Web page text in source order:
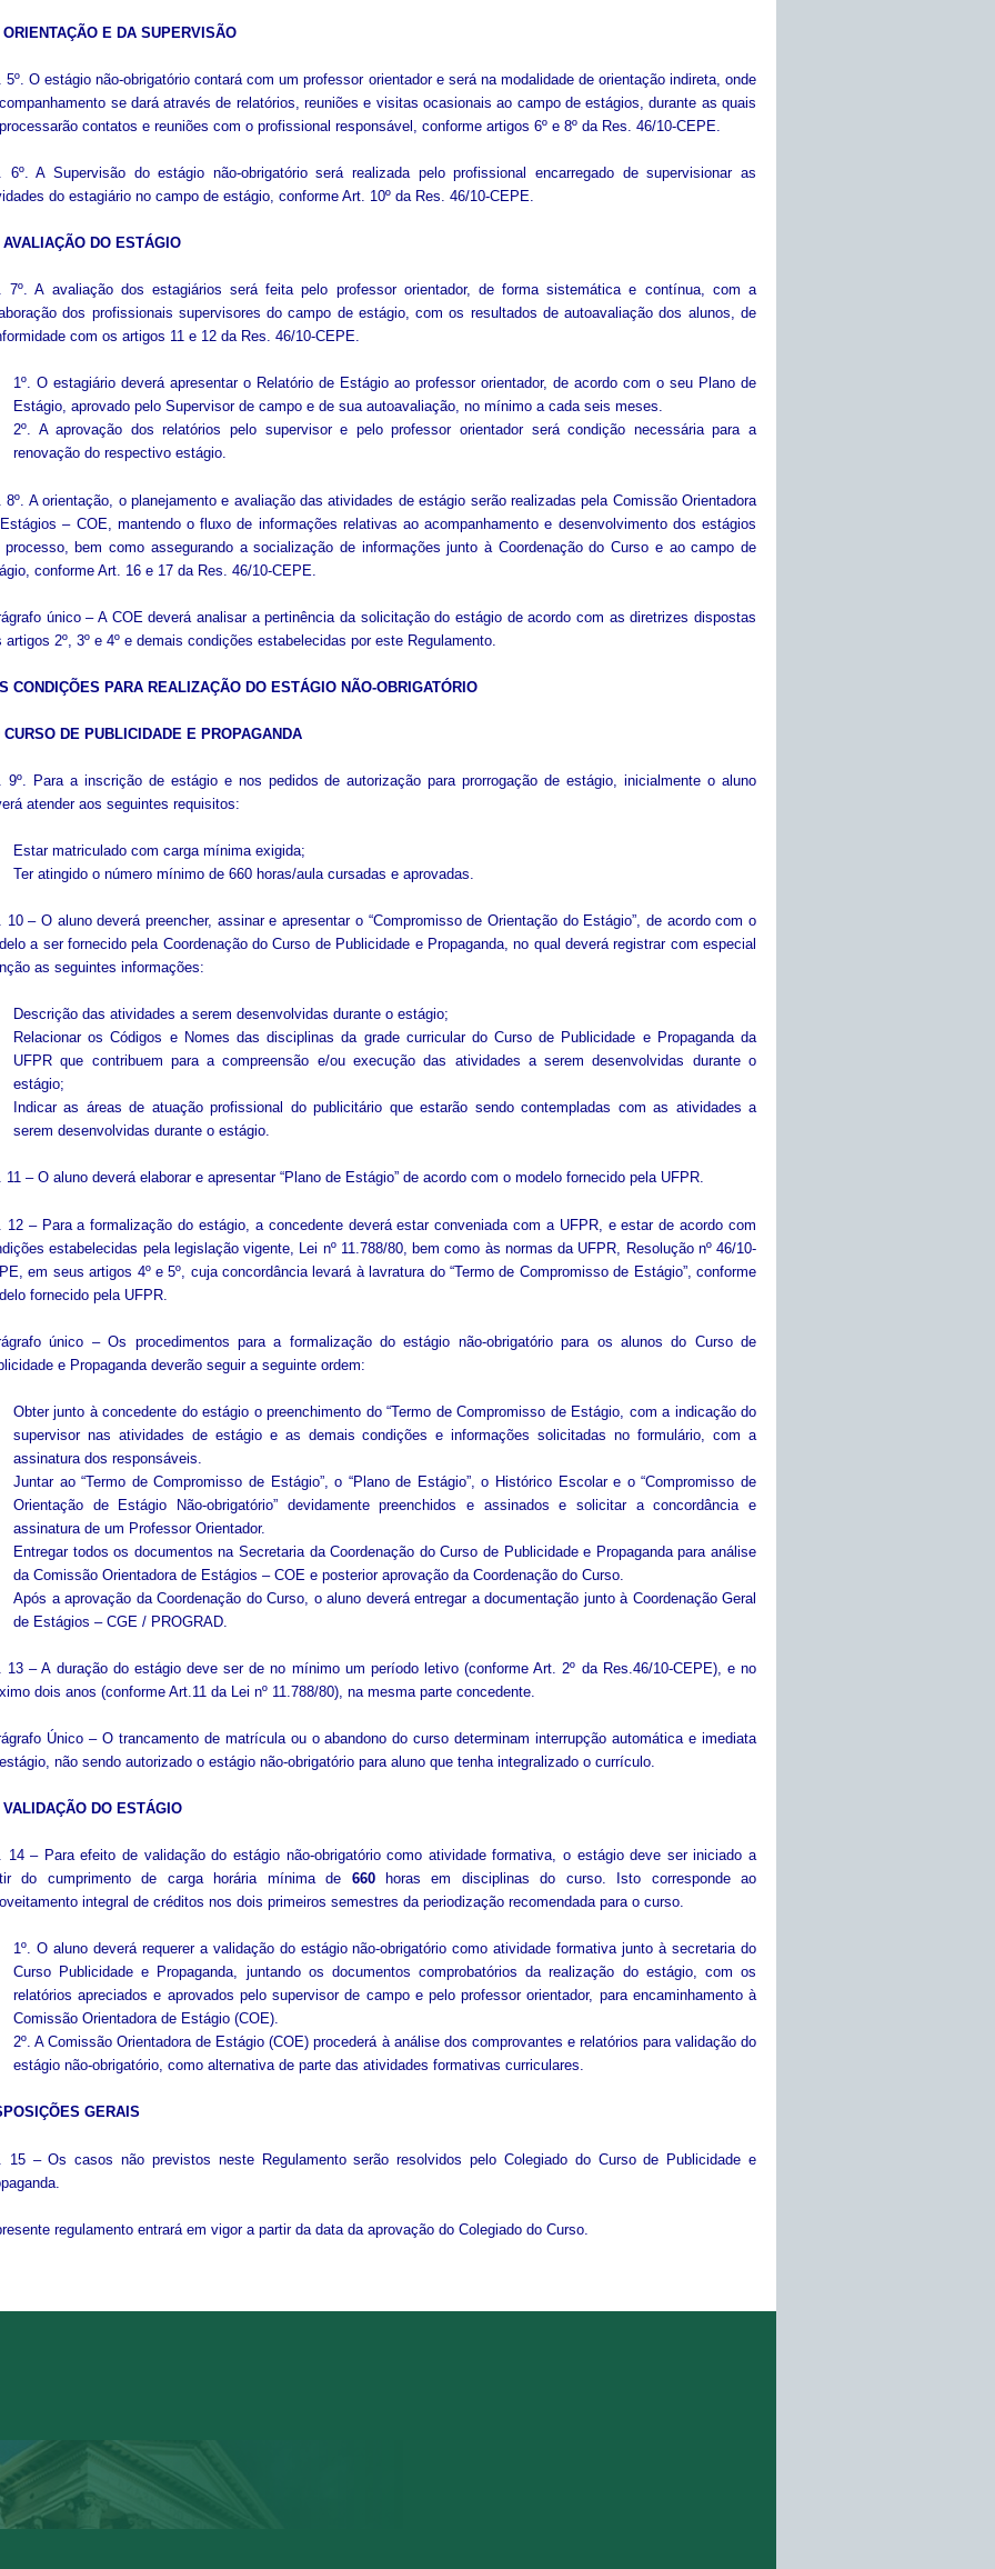
ORIENTAÇÃO E DA SUPERVISÃO
5º. O estágio não-obrigatório contará com um professor orientador e será na modalidade de orientação indireta, onde
se dará através de relatórios, reuniões e visitas ocasionais ao campo de estágios, durante as quais
contatos e reuniões com o profissional responsável, conforme artigos 6º e 8º da Res. 46/10-CEPE.
6º. A Supervisão do estágio não-obrigatório será realizada pelo profissional encarregado de supervisionar as
do estagiário no campo de estágio, conforme Art. 10º da Res. 46/10-CEPE.
AVALIAÇÃO DO ESTÁGIO
7º. A avaliação dos estagiários será feita pelo professor orientador, de forma sistemática e contínua, com a
dos profissionais supervisores do campo de estágio, com os resultados de autoavaliação dos alunos, de
com os artigos 11 e 12 da Res. 46/10-CEPE.
1º. O estagiário deverá apresentar o Relatório de Estágio ao professor orientador, de acordo com o seu Plano de
Estágio, aprovado pelo Supervisor de campo e de sua autoavaliação, no mínimo a cada seis meses.
2º. A aprovação dos relatórios pelo supervisor e pelo professor orientador será condição necessária para a
renovação do respectivo estágio.
8º. A orientação, o planejamento e avaliação das atividades de estágio serão realizadas pela Comissão Orientadora
– COE, mantendo o fluxo de informações relativas ao acompanhamento e desenvolvimento dos estágios
processo, bem como assegurando a socialização de informações junto à Coordenação do Curso e ao campo de
conforme Art. 16 e 17 da Res. 46/10-CEPE.
único – A COE deverá analisar a pertinência da solicitação do estágio de acordo com as diretrizes dispostas
artigos 2º, 3º e 4º e demais condições estabelecidas por este Regulamento.
CONDIÇÕES PARA REALIZAÇÃO DO ESTÁGIO NÃO-OBRIGATÓRIO
CURSO DE PUBLICIDADE E PROPAGANDA
9º. Para a inscrição de estágio e nos pedidos de autorização para prorrogação de estágio, inicialmente o aluno
atender aos seguintes requisitos:
Estar matriculado com carga mínima exigida;
Ter atingido o número mínimo de 660 horas/aula cursadas e aprovadas.
10 – O aluno deverá preencher, assinar e apresentar o “Compromisso de Orientação do Estágio”, de acordo com o
a ser fornecido pela Coordenação do Curso de Publicidade e Propaganda, no qual deverá registrar com especial
as seguintes informações:
Descrição das atividades a serem desenvolvidas durante o estágio;
Relacionar os Códigos e Nomes das disciplinas da grade curricular do Curso de Publicidade e Propaganda da
UFPR que contribuem para a compreensão e/ou execução das atividades a serem desenvolvidas durante o
estágio;
Indicar as áreas de atuação profissional do publicitário que estarão sendo contempladas com as atividades a
serem desenvolvidas durante o estágio.
11 – O aluno deverá elaborar e apresentar “Plano de Estágio” de acordo com o modelo fornecido pela UFPR.
12 – Para a formalização do estágio, a concedente deverá estar conveniada com a UFPR, e estar de acordo com
estabelecidas pela legislação vigente, Lei nº 11.788/80, bem como às normas da UFPR, Resolução nº 46/10-
em seus artigos 4º e 5º, cuja concordância levará à lavratura do “Termo de Compromisso de Estágio”, conforme
fornecido pela UFPR.
único – Os procedimentos para a formalização do estágio não-obrigatório para os alunos do Curso de
e Propaganda deverão seguir a seguinte ordem:
Obter junto à concedente do estágio o preenchimento do “Termo de Compromisso de Estágio, com a indicação do
supervisor nas atividades de estágio e as demais condições e informações solicitadas no formulário, com a
assinatura dos responsáveis.
Juntar ao “Termo de Compromisso de Estágio”, o “Plano de Estágio”, o Histórico Escolar e o “Compromisso de
Orientação de Estágio Não-obrigatório” devidamente preenchidos e assinados e solicitar a concordância e
assinatura de um Professor Orientador.
Entregar todos os documentos na Secretaria da Coordenação do Curso de Publicidade e Propaganda para análise
da Comissão Orientadora de Estágios – COE e posterior aprovação da Coordenação do Curso.
Após a aprovação da Coordenação do Curso, o aluno deverá entregar a documentação junto à Coordenação Geral
de Estágios – CGE / PROGRAD.
13 – A duração do estágio deve ser de no mínimo um período letivo (conforme Art. 2º da Res.46/10-CEPE), e no
dois anos (conforme Art.11 da Lei nº 11.788/80), na mesma parte concedente.
Único – O trancamento de matrícula ou o abandono do curso determinam interrupção automática e imediata
não sendo autorizado o estágio não-obrigatório para aluno que tenha integralizado o currículo.
VALIDAÇÃO DO ESTÁGIO
14 – Para efeito de validação do estágio não-obrigatório como atividade formativa, o estágio deve ser iniciado a
do cumprimento de carga horária mínima de 660horas em disciplinas do curso. Isto corresponde ao
integral de créditos nos dois primeiros semestres da periodização recomendada para o curso.
1º. O aluno deverá requerer a validação do estágio não-obrigatório como atividade formativa junto à secretaria do
Curso Publicidade e Propaganda, juntando os documentos comprobatórios da realização do estágio, com os
relatórios apreciados e aprovados pelo supervisor de campo e pelo professor orientador, para encaminhamento à
Comissão Orientadora de Estágio (COE).
2º. A Comissão Orientadora de Estágio (COE) procederá à análise dos comprovantes e relatórios para validação do
estágio não-obrigatório, como alternativa de parte das atividades formativas curriculares.
GERAIS
15 – Os casos não previstos neste Regulamento serão resolvidos pelo Colegiado do Curso de Publicidade e
regulamento entrará em vigor a partir da data da aprovação do Colegiado do Curso.